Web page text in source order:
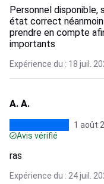
Personnel disponible,
état correct
prendre en compte
importants
Expérience du : 18 juil.
A. A.
1 août
Avis vérifié
ras
Expérience du : 24 juil.